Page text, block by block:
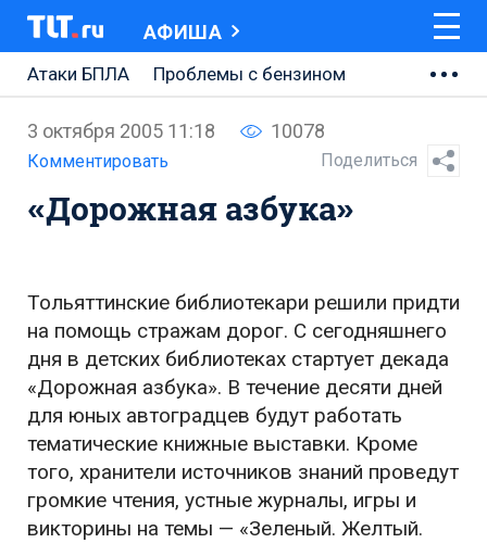
АФИША
Атаки БПЛА
Проблемы с бензином
АВТОВАЗ
Ремонт Центральной площади
Ремонт Обводного шоссе
Неделя Тольятти
3 октября 2005 11:18 10078
Комментировать Поделиться
«Дорожная азбука»
Тольяттинские библиотекари решили придти
на помощь стражам дорог. С сегодняшнего
дня в детских библиотеках стартует декада
«Дорожная азбука». В течение десяти дней
для юных автоградцев будут работать
тематические книжные выставки. Кроме
того, хранители источников знаний проведут
громкие чтения, устные журналы, игры и
викторины на темы — «Зеленый. Желтый.